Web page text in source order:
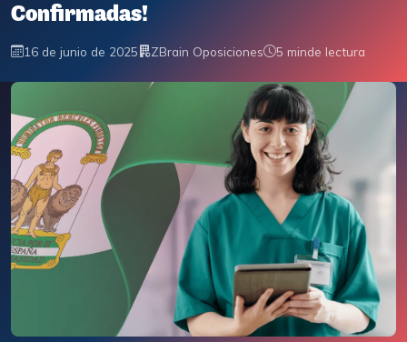
Confirmadas!
16 de junio de 2025 ZBrain Oposiciones 5 minde lectura